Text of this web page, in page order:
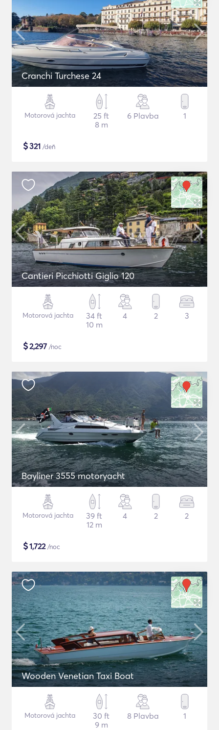
Cranchi Turchese 24
Motorová jachta
25 ft
8 m
6 Plavba 1
$321 /deň
Cantieri Picchiotti Giglio 120
Motorová jachta
34 ft
10 m
4 2 3
$2,297 /noc
Bayliner 3555 motoryacht
Motorová jachta
39 ft
12 m
4 2 2
$1,722/noc
Wooden Venetian Taxi Boat
Motorová jachta
30 ft
9 m
8 Plavba 1